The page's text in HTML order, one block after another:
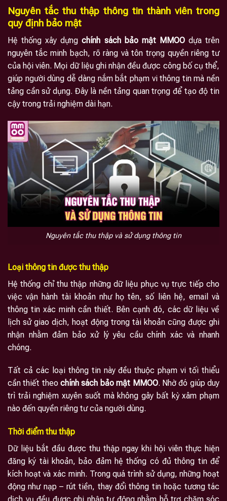
Nguyên tắc thu thập thông tin thành viên trong
quy định bảo mật
Hệ thống xây dựngchính sách bảo mật MMOOdựa trên
nguyên tắc minh bạch, rõ ràng và tôn trọng quyền riêng tư
của hội viên. Mọi dữ liệu ghi nhận đều được công bố cụ thể,
giúp người dùng dễ dàng nắm bắt phạm vi thông tin mà nền
tảng cần sử dụng. Đây là nền tảng quan trọng để tạo độ tin
cậy trong trải nghiệm dài hạn.
Nguyên tắc thu thập và sử dụng thông tin
Loại thông tin được thu thập
Hệ thống chỉ thu thập những dữ liệu phục vụ trực tiếp cho
việc vận hành tài khoản như họ tên, số liên hệ, email và
thông tin xác minh cần thiết. Bên cạnh đó, các dữ liệu về
lịch sử giao dịch, hoạt động trong tài khoản cũng được ghi
nhận nhằm đảm bảo xử lý yêu cầu chính xác và nhanh
chóng.
Tất cả các loại thông tin này đều thuộc phạm vi tối thiểu
cần thiết theochính sách bảo mật MMOO. Nhờ đó giúp duy
trì trải nghiệm xuyên suốt mà không gây bất kỳ xâm phạm
nào đến quyền riêng tư của người dùng.
Thời điểm thu thập
Dữ liệu bắt đầu được thu thập ngay khi hội viên thực hiện
đăng ký tài khoản, bảo đảm hệ thống có đủ thông tin để
kích hoạt và xác minh. Trong quá trình sử dụng, những hoạt
động như nạp – rút tiền, thay đổi thông tin hoặc tương tác